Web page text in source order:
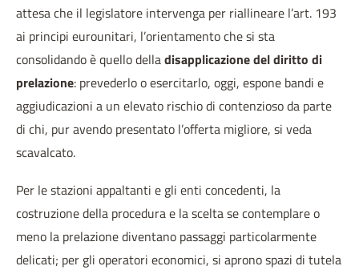
attesa che il legislatore intervenga per riallineare l’art. 193
ai principi eurounitari, l’orientamento che si sta
consolidando è quello delladisapplicazione del diritto di
prelazione: prevederlo o esercitarlo, oggi, espone bandi e
aggiudicazioni a un elevato rischio di contenzioso da parte
di chi, pur avendo presentato l’offerta migliore, si veda
scavalcato.
Per le stazioni appaltanti e gli enti concedenti, la
costruzione della procedura e la scelta se contemplare o
meno la prelazione diventano passaggi particolarmente
delicati; per gli operatori economici, si aprono spazi di tutela